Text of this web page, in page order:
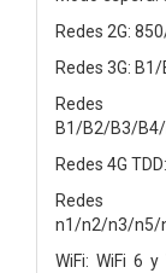
Redes 2G:
Redes 3G:
B1/B2/B3/
Redes 4G
n1/n2/n3/n5/
WiFi: WiFi 6 y